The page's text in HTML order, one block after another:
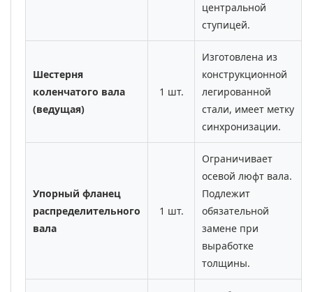
центральной
ступицей.
Шестерня
коленчатого вала
(ведущая)
1 шт.
Изготовлена из
конструкционной
легированной
стали, имеет метку
синхронизации.
Упорный фланец
распределительного
вала
1 шт.
Ограничивает
осевой люфт вала.
Подлежит
обязательной
замене при
выработке
толщины.